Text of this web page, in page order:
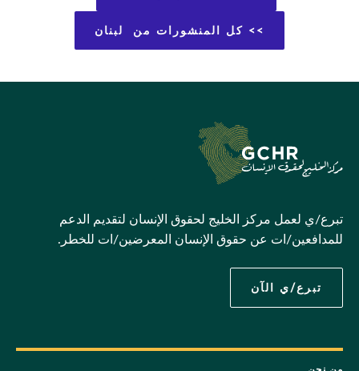
>> كل المنشورات من لبنان
تبرع/ي لعمل مركز الخليج لحقوق الإنسان لتقديم الدعم
للمدافعين/ات عن حقوق الإنسان المعرضين/ات للخطر.
تبرع/ي الآن